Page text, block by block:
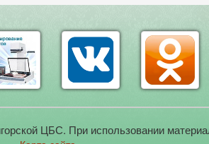
ЦБС. При использовании